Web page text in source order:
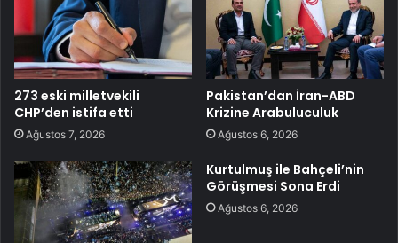
273 eski milletvekili
CHP’den istifa etti
Ağustos 7, 2026
Pakistan’dan İran-ABD
Krizine Arabuluculuk
Ağustos 6, 2026
Kurtulmuş ile Bahçeli’nin
Görüşmesi Sona Erdi
Ağustos 6, 2026